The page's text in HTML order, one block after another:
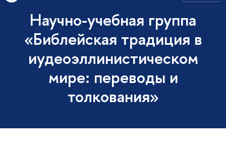
Научно-учебная группа
«Библейская традиция в
иудеоэллинистическом
мире: переводы и
толкования»